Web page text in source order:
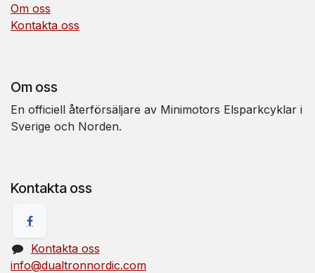
Om oss
Kontakta oss
Om oss
En officiell återförsäljare av Minimotors Elsparkcyklar i
Sverige och Norden.
Kontakta oss
Kontakta oss
info@dualtronnordic.com